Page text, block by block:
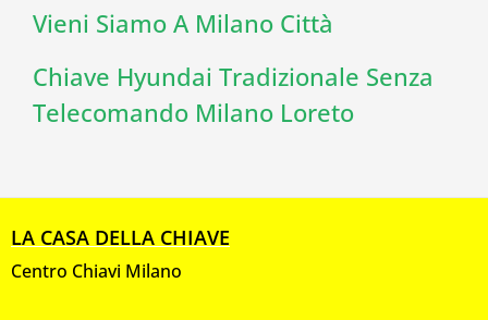
Vieni Siamo A Milano Città
Chiave Hyundai Tradizionale Senza
Telecomando Milano Loreto
LA CASA DELLA CHIAVE
Centro Chiavi Milano